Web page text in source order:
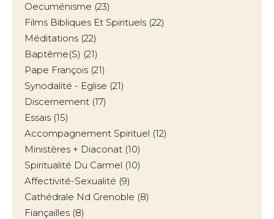
Oecuménisme (23)
Films Bibliques Et Spirituels (22)
Méditations (22)
Baptême(s) (21)
Pape François (21)
Synodalité - Eglise (21)
Discernement (17)
Essais (15)
Accompagnement Spirituel (12)
Ministères + Diaconat (10)
Spiritualité Du Carmel (10)
Affectivité-Sexualité (9)
Cathédrale Nd Grenoble (8)
Fiançailles (8)